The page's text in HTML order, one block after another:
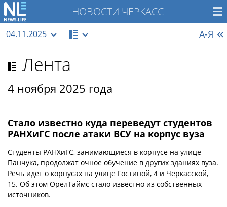
НОВОСТИ ЧЕРКАСС
04.11.2025 А-Я
Лента
4 ноября 2025 года
Стало известно куда переведут студентов
РАНХиГС после атаки ВСУ на корпус вуза
Студенты РАНХиГС, занимающиеся в корпусе на улице
Панчука, продолжат очное обучение в других зданиях вуза.
Речь идёт о корпусах на улице Гостиной, 4 и Черкасской,
15. Об этом ОрелТаймс стало известно из собственных
источников.